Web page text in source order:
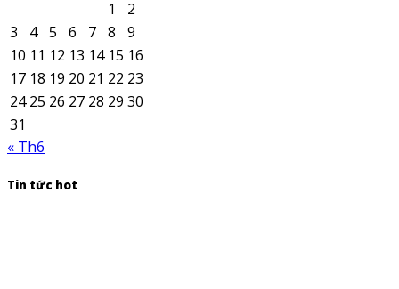
1
2
3
4 5 6 7 8
9
10 11 12 13 14 15 16
17 18 19 20 21 22 23
24 25 26 27 28 29 30
31
« Th6
Tin tức hot